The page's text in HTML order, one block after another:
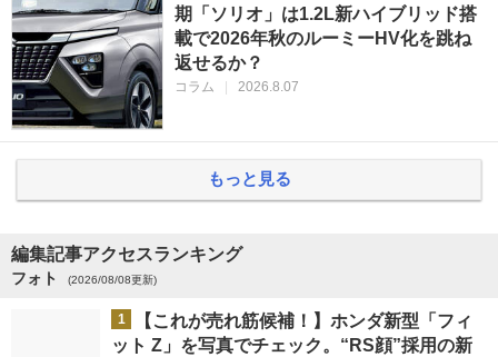
期「ソリオ」は1.2L新ハイブリッド搭
載で2026年秋のルーミーHV化を跳ね
返せるか？
コラム | 2026.8.07
もっと見る
編集記事アクセスランキング
フォト (2026/08/08更新)
1
【これが売れ筋候補！】ホンダ新型「フィ
ット Z」を写真でチェック。“RS顔”採用の新